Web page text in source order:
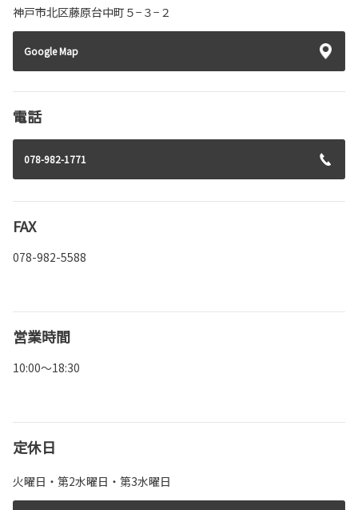
神戸市北区藤原台中町５−３−２
Google Map
電話
078-982-1771
FAX
078-982-5588
営業時間
10:00～18:30
定休日
火曜日・第2水曜日・第3水曜日